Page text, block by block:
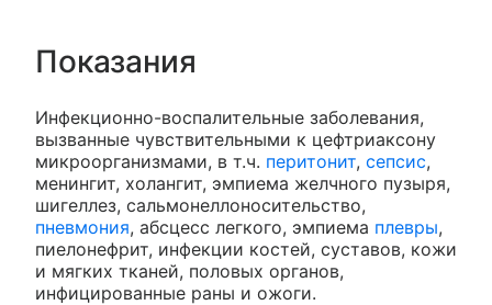
Показания
Инфекционно-воспалительные заболевания,
вызванные чувствительными к цефтриаксону
микроорганизмами, в т.ч. перитонит, сепсис,
менингит, холангит, эмпиема желчного пузыря,
шигеллез, сальмонеллоносительство,
пневмония, абсцесс легкого, эмпиема плевры,
пиелонефрит, инфекции костей, суставов, кожи
и мягких тканей, половых органов,
инфицированные раны и ожоги.